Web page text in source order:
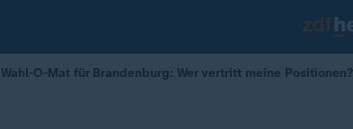
Wahl-O-Mat für Brandenburg: Wer vertritt meine Positionen?